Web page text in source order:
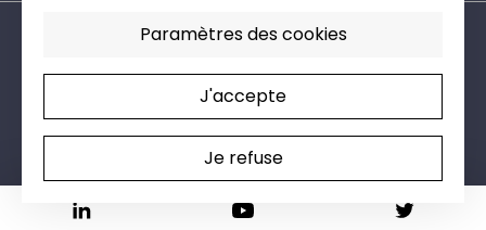
Paramètres des cookies
J'accepte
Je refuse
Mentions légales
Politique de confidentialité
Paramètres cookies
Charte RSE